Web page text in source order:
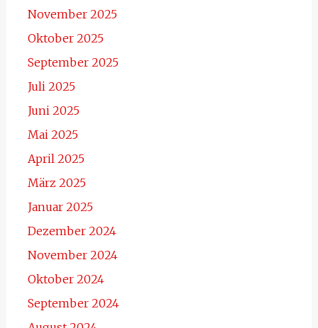
November 2025
Oktober 2025
September 2025
Juli 2025
Juni 2025
Mai 2025
April 2025
März 2025
Januar 2025
Dezember 2024
November 2024
Oktober 2024
September 2024